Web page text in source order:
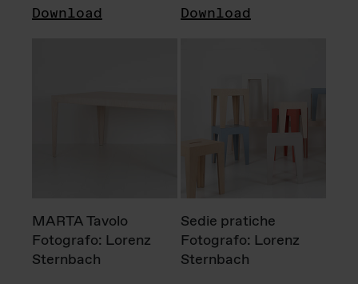
Download Download
MARTA Tavolo
Fotografo: Lorenz
Sternbach
Sedie pratiche
Fotografo: Lorenz
Sternbach